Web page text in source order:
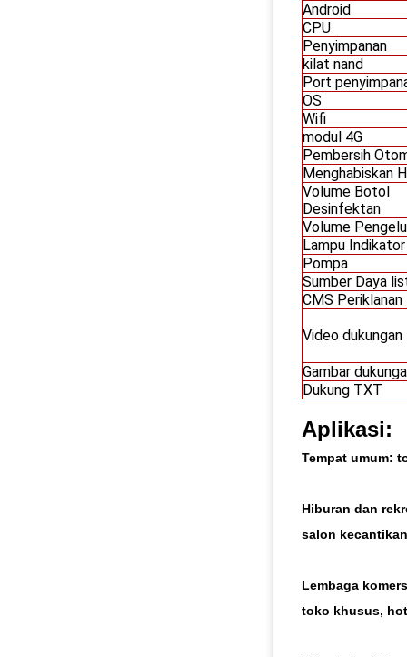
Android
CPU
Penyimpanan
kilat nand
Port
OS
Wifi
modul 4G
Pembersih
Menghabiskan
Volume Botol
Desinfektan
Volume
Lampu Indikator
Pompa
Sumber Daya
CMS Periklanan
Video dukungan
Gambar
Dukung TXT
Aplikasi:
Tempat umum:
Hiburan dan
salon
Lembaga
toko khusus,